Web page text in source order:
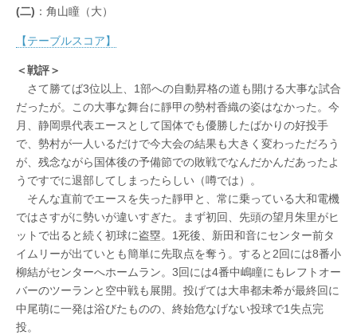
(二) ：角山瞳（大）
【テーブルスコア】
＜戦評＞
さて勝てば3位以上、1部への自動昇格の道も開ける大事な試合
だったが。この大事な舞台に靜甲の勢村香織の姿はなかった。今
月、静岡県代表エースとして国体でも優勝したばかりの好投手
で、勢村が一人いるだけで今大会の結果も大きく変わっただろう
が、残念ながら国体後の予備節での敗戦でなんだかんだあったよ
うですでに退部してしまったらしい（噂では）。
そんな直前でエースを失った靜甲と、常に乗っている大和電機
ではさすがに勢いが違いすぎた。まず初回、先頭の望月朱里がヒ
ットで出ると続く初球に盗塁。1死後、新田和音にセンター前タ
イムリーが出ていとも簡単に先取点を奪う。すると2回には8番小
柳結がセンターへホームラン。3回には4番中嶋瞳にもレフトオー
バーのツーランと空中戦も展開。投げては大串都未希が最終回に
中尾萌に一発は浴びたものの、終始危なげない投球で1失点完
投。